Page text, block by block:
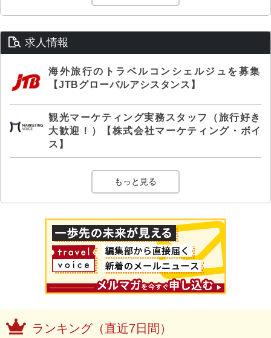
求人情報
海外旅行のトラベルコンシェルジュを募集
【JTBグローバルアシスタンス】
観光マーケティング実務スタッフ（旅行好き
大歓迎！）【株式会社マーケティング・ボイ
ス】
もっと見る
ランキング（直近7日間）